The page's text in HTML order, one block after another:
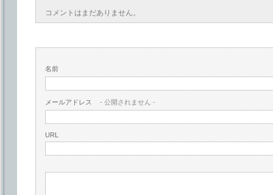
コメントはまだありません。
名前
メールアドレス - 公開されません -
URL